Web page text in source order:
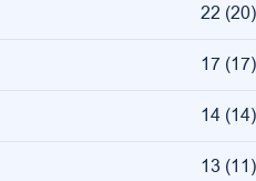
22 (20)
17 (17)
14 (14)
13 (11)